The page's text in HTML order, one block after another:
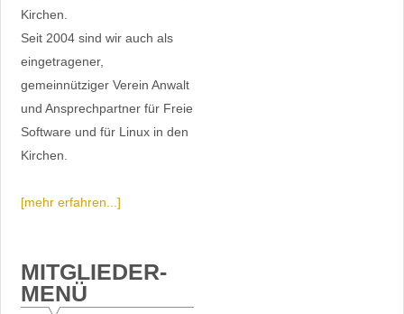
Kirchen.
Seit 2004 sind wir auch als
eingetragener,
gemeinnütziger Verein Anwalt
und Ansprechpartner für Freie
Software und für Linux in den
Kirchen.
[mehr erfahren...]
MITGLIEDER-
MENÜ